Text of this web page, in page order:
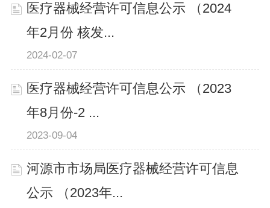
医疗器械经营许可信息公示 （2024
年2月份 核发...
2024-02-07
医疗器械经营许可信息公示 （2023
年8月份-2 ...
2023-09-04
河源市市场局医疗器械经营许可信息
公示 （2023年...